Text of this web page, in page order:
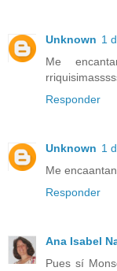
Unknown 1
Me
Responder
Unknown 1
Me
Responder
Ana Isabel
Pues sí